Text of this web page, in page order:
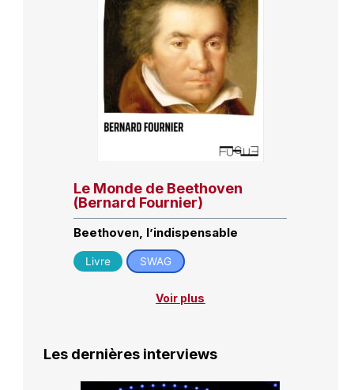
Le Monde de Beethoven
(Bernard Fournier)
Beethoven, l’indispensable
Livre SWAG
Voir plus
Les dernières interviews